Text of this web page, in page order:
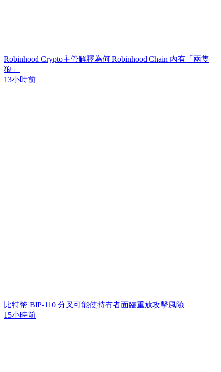
Robinhood Crypto主管解釋為何 Robinhood Chain 內有「兩隻
狼」
13小時前
比特幣 BIP-110 分叉可能使持有者面臨重放攻擊風險
15小時前